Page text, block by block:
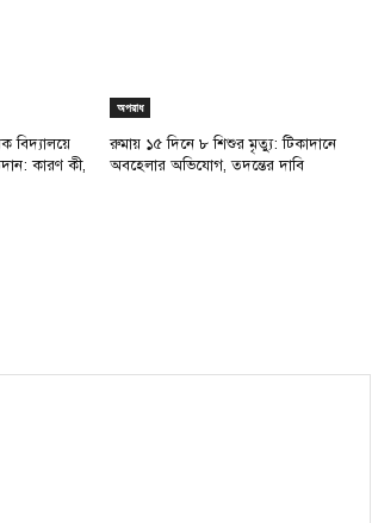
বিদ্যালয়ে
কারণ কী,
অপরাধ
রুমায় ১৫ দিনে ৮ শিশুর মৃত্যু: টিকাদানে
অবহেলার অভিযোগ, তদন্তের দাবি